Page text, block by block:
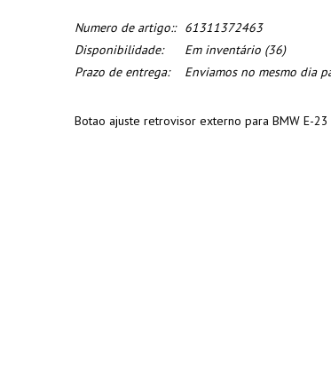
Numero de artigo::
61311372463
Disponibilidade:
Em inventário(36)
Prazo de entrega:
Enviamos no mesmo dia
Botao ajuste retrovisor externo para BMW E-